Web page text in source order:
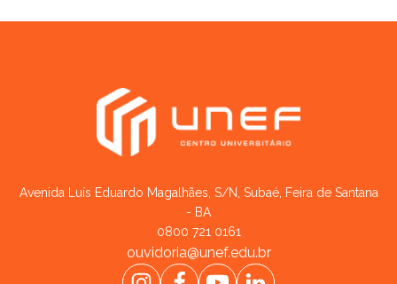
Avenida Luís Eduardo Magalhães, S/N, Subaé, Feira de Santana
- BA
0800 721 0161
ouvidoria@unef.edu.br